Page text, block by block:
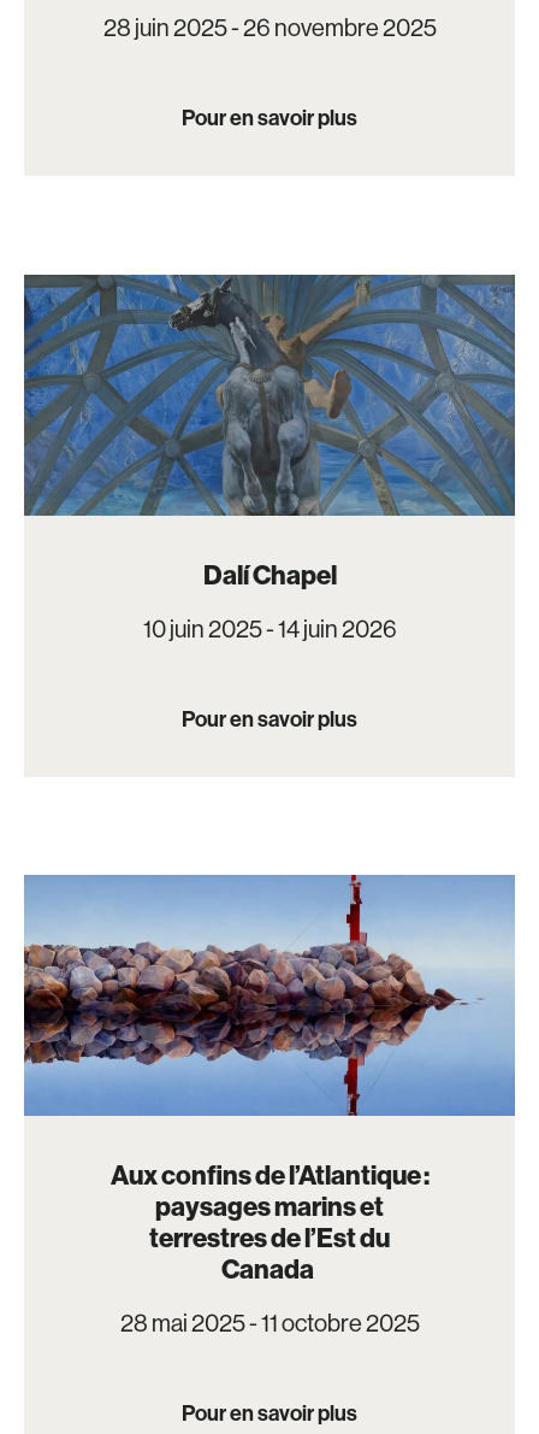
28 juin 2025 - 26 novembre 2025
Pour en savoir plus
Dalí Chapel
10 juin 2025 - 14 juin 2026
Pour en savoir plus
Aux confins de l’Atlantique :
paysages marins et
terrestres de l’Est du
Canada
28 mai 2025 - 11 octobre 2025
Pour en savoir plus